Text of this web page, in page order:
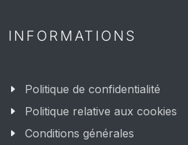
INFORMATIONS
Politique de confidentialité
Politique relative aux cookies
Conditions générales